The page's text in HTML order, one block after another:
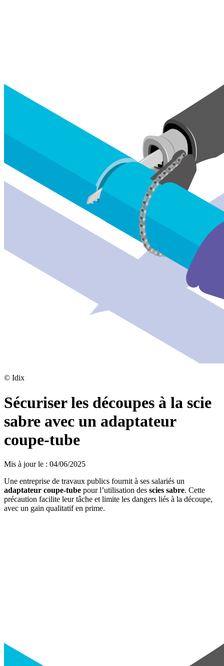
© Idix
Sécuriser les découpes à la scie
sabre avec un adaptateur
coupe-tube
Mis à jour le : 04/06/2025
Une entreprise de travaux publics fournit à ses salariés un
adaptateur coupe-tube pour l’utilisation des scies sabre. Cette
précaution facilite leur tâche et limite les dangers liés à la découpe,
avec un gain qualitatif en prime.